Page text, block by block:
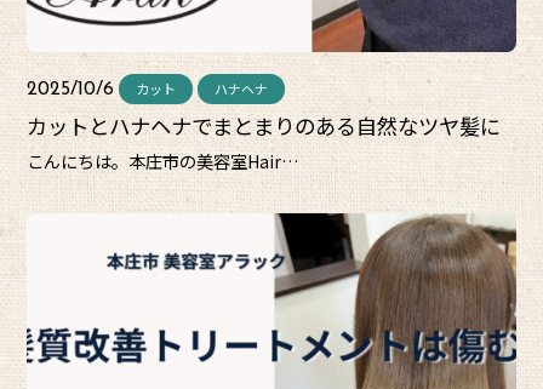
2025/10/6 カット ハナヘナ
カットとハナヘナでまとまりのある自然なツヤ髪に
こんにちは。本庄市の美容室Hair…